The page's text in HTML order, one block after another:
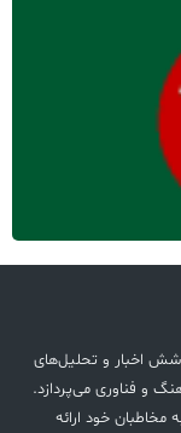
اخبار و تحلیل‌های
و فناوری می‌پردازد.
خود ارائه